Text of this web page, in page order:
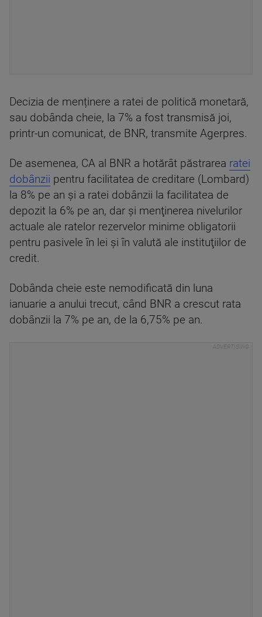
Decizia de menținere a ratei de politică monetară,
sau dobânda cheie, la 7% a fost transmisă joi,
printr-un comunicat, de BNR, transmite Agerpres.
De asemenea, CA al BNR a hotărât păstrarea ratei
dobânzii pentru facilitatea de creditare (Lombard)
la 8% pe an şi a ratei dobânzii la facilitatea de
depozit la 6% pe an, dar şi menţinerea nivelurilor
actuale ale ratelor rezervelor minime obligatorii
pentru pasivele în lei şi în valută ale instituţiilor de
credit.
Dobânda cheie este nemodificată din luna
ianuarie a anului trecut, când BNR a crescut rata
dobânzii la 7% pe an, de la 6,75% pe an.